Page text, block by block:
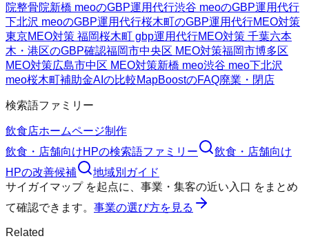
院整骨院新橋 meoのGBP運用代行渋谷 meoのGBP運用代行
下北沢 meoのGBP運用代行桜木町のGBP運用代行MEO対策
東京MEO対策 福岡桜木町 gbp運用代行MEO対策 千葉六本
木・港区のGBP確認福岡市中央区 MEO対策福岡市博多区
MEO対策広島市中区 MEO対策新橋 meo渋谷 meo下北沢
meo桜木町補助金AIの比較MapBoostのFAQ廃業・閉店
検索語ファミリー
飲食店ホームページ制作
飲食・店舗向けHPの検索語ファミリー
飲食・店舗向け
HPの改善候補
地域別ガイド
サイガイマップを起点に、 事業・集客の近い入口 をまとめ
て確認できます。 事業の選び方を見る
Related